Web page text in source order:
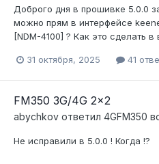
Доброго дня в прошивке 5.0.0
можно прям в интерфейсе
[NDM-4100] ? Как это сделать в
31 октября, 2025 41
FM350 3G/4G 2x2
abychkov ответил 4GFM350
Не исправили в 5.0.0 ! Когда !?